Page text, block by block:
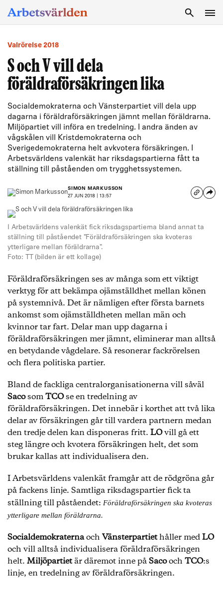
Valrörelse 2018
S och V vill dela
föräldraförsäkringen lika
Socialdemokraterna och Vänsterpartiet vill dela upp
dagarna i föräldraförsäkringen jämnt mellan föräldrarna.
Miljöpartiet vill införa en tredelning. I andra änden av
vågskålen vill Kristdemokraterna och
Sverigedemokraterna helt avkvotera försäkringen. I
Arbetsvärldens valenkät har riksdagspartierna fått ta
ställning till påståenden om trygghetssystemen.
SIMON MARKUSSON
27 JUN 2018 | 13:57
I Arbetsvärldens valenkät fick riksdagspartierna bland annat ta
ställning till påståendet "Föräldraförsäkringen ska kvoteras
ytterligare mellan föräldrarna".
Foto: TT (bilden är ett kollage)
Föräldraförsäkringen ses av många som ett viktigt
verktyg för att bekämpa ojämställdhet mellan könen
på systemnivå. Det är nämligen efter första barnets
ankomst som ojämställdheten mellan män och
kvinnor tar fart. Delar man upp dagarna i
föräldraförsäkringen mer jämnt, eliminerar man alltså
en betydande vågdelare. Så resonerar fackrörelsen
och flera politiska partier.
Bland de fackliga centralorganisationerna vill såväl
SacosomTCOse en tredelning av
föräldraförsäkringen. Det innebär i korthet att två lika
delar av försäkringen går till vardera partnern medan
den tredje delen kan disponeras fritt. LOvill gå ett
steg längre och kvotera försäkringen helt, det som
brukar kallas att individualisera den.
I Arbetsvärldens valenkät framgår att de rödgröna går
på fackens linje. Samtliga riksdagspartier fick ta
ställning till påståendet: Föräldraförsäkringen ska kvoteras
ytterligare mellan föräldrarna.
Socialdemokraternaoch Vänsterpartiethåller medLO
och vill alltså individualisera föräldraförsäkringen
helt. Miljöpartietär däremot inne påSacooch TCO:s
linje, en tredelning av föräldraförsäkringen.